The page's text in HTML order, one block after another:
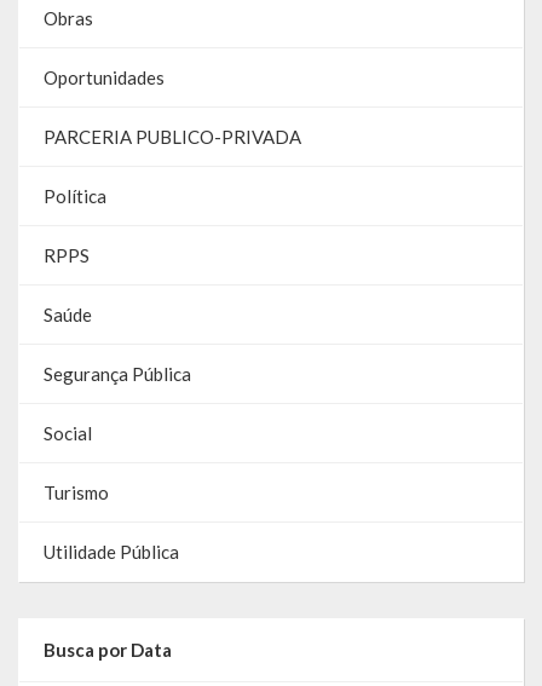
Obras
Oportunidades
PARCERIA PUBLICO-PRIVADA
Política
RPPS
Saúde
Segurança Pública
Social
Turismo
Utilidade Pública
Busca por Data